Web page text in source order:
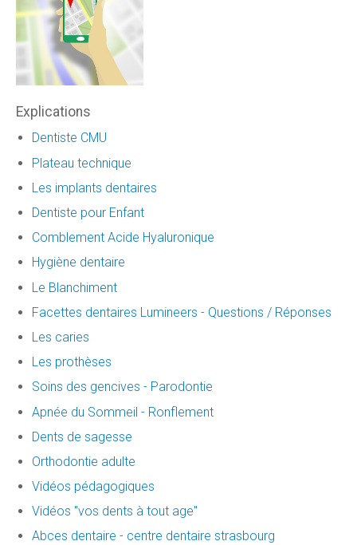
Explications
Dentiste CMU
Plateau technique
Les implants dentaires
Dentiste pour Enfant
Comblement Acide Hyaluronique
Hygiène dentaire
Le Blanchiment
Facettes dentaires Lumineers - Questions / Réponses
Les caries
Les prothèses
Soins des gencives - Parodontie
Apnée du Sommeil - Ronflement
Dents de sagesse
Orthodontie adulte
Vidéos pédagogiques
Vidéos "vos dents à tout age"
Abces dentaire - centre dentaire strasbourg